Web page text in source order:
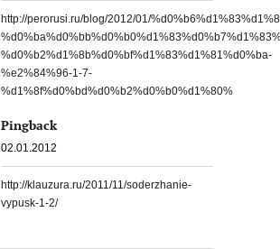
http://perorusi.ru/blog/2012/01/
%d0%b2%d1%8b%d0%bf%d1%83%d1%81%d0%ba-
%e2%84%96-1-7-
%d1%8f%d0%bd%d0%b2%d0%b0%d1%80%
Pingback
02.01.2012
http://klauzura.ru/2011/11/soderzhanie-
vypusk-1-2/